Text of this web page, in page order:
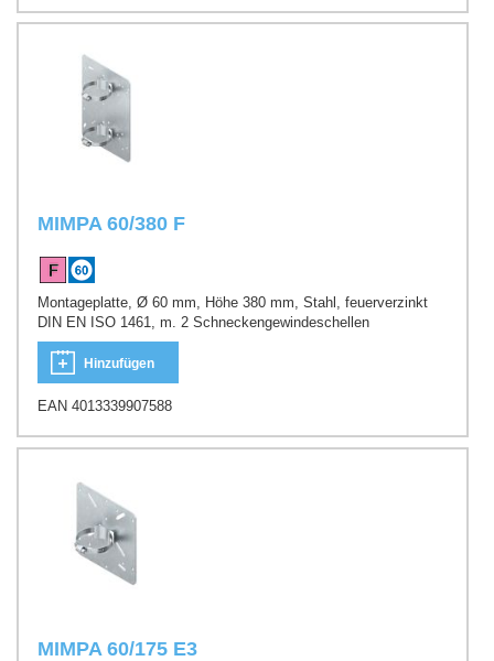
MIMPA 60/380 F
Montageplatte, Ø 60 mm, Höhe 380 mm, Stahl, feuerverzinkt
DIN EN ISO 1461, m. 2 Schneckengewindeschellen
Hinzufügen
EAN 4013339907588
MIMPA 60/175 E3